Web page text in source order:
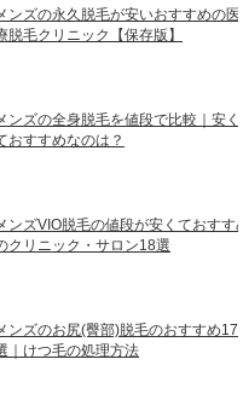
ンズの永久脱毛が安いおすすめの医
脱毛クリニック【保存版】
ンズの全身脱毛を値段で比較｜安く
おすすめなのは？
ンズVIO脱毛の値段が安くておすすめ
クリニック・サロン18選
ンズのお尻(臀部)脱毛のおすすめ17
｜けつ毛の処理方法